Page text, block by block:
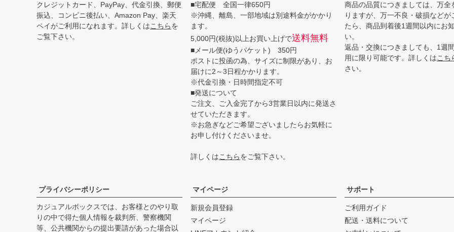
クレジットカード、PayPay、代金引換、郵便
振込、コンビニ後払い、Amazon Pay、楽天
ペイがご利用になれます。詳しくはこちらを
ご覧下さい。
■宅配便 全国一律650円
※沖縄、離島、一部地域は別途料金がかかり
ます。
5,000円(税抜)以上お買い上げで送料無料
■メール便(ゆうパケット) 350円
ポストに投函の為、サイズに制限があり、お
届けに2～3日程かかります。
※代金引換・日時間指定不可
■発送について
ご注文、ご入金完了から3営業日以内に発送さ
せていただきます。
※お急ぎなどご希望ございましたらお気軽に
お申し付けくださいませ。
詳しくはこちらをご覧下さい。
商品の品質につきましては、万全
りますが、万一不良・破損などが
たら、商品到着後1週間以内にお
い。
返品・交換につきましても、1週
用に限り可能です。詳しくはこち
さい。
プライバシーポリシー
カジュアルボックスでは、お客様とのやり取
りの中で得た個人情報を裁判所、警察機関
等、公共機関からの提出要請があった場合以
マイページ
新規会員登録
マイページ
サポート
ご利用ガイド
配送・送料について